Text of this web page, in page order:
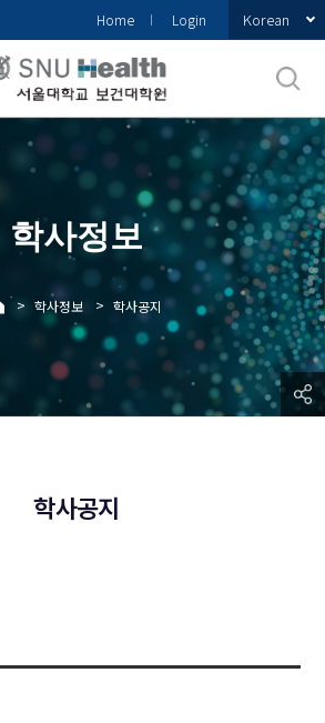
Home Login Korean
학사정보
> 학사정보 > 학사공지
학사공지